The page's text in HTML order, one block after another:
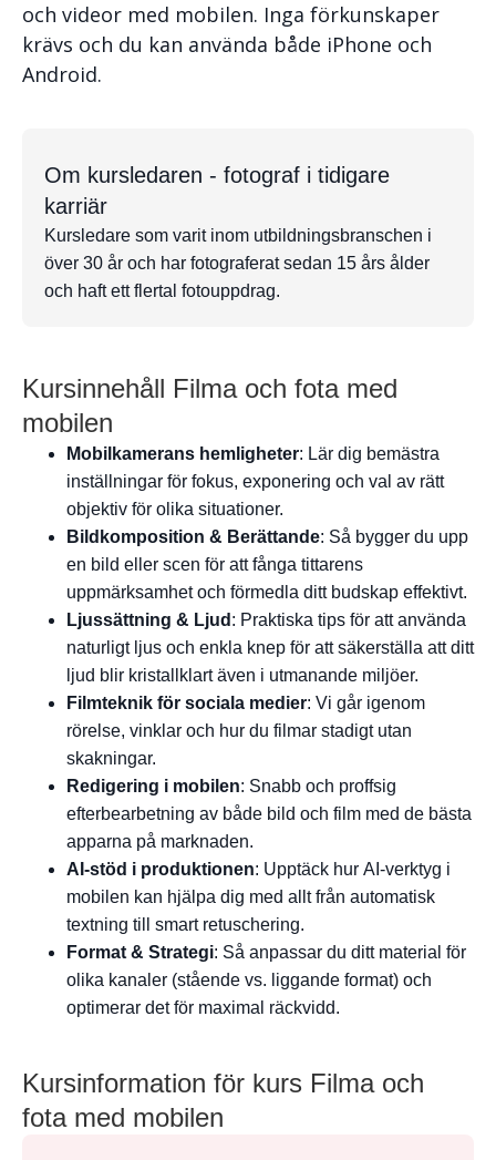
och videor med mobilen. Inga förkunskaper
krävs och du kan använda både iPhone och
Android.
Om kursledaren - fotograf i tidigare
karriär
Kursledare som varit inom utbildningsbranschen i
över 30 år och har fotograferat sedan 15 års ålder
och haft ett flertal fotouppdrag.
Kursinnehåll Filma och fota med
mobilen
Mobilkamerans hemligheter: Lär dig bemästra
inställningar för fokus, exponering och val av rätt
objektiv för olika situationer.
Bildkomposition & Berättande: Så bygger du upp
en bild eller scen för att fånga tittarens
uppmärksamhet och förmedla ditt budskap effektivt.
Ljussättning & Ljud : Praktiska tips för att använda
naturligt ljus och enkla knep för att säkerställa att ditt
ljud blir kristallklart även i utmanande miljöer.
Filmteknik för sociala medier: Vi går igenom
rörelse, vinklar och hur du filmar stadigt utan
skakningar.
Redigering i mobilen: Snabb och proffsig
efterbearbetning av både bild och film med de bästa
apparna på marknaden.
AI-stöd i produktionen: Upptäck hur AI-verktyg i
mobilen kan hjälpa dig med allt från automatisk
textning till smart retuschering.
Format & Strategi: Så anpassar du ditt material för
olika kanaler (stående vs. liggande format) och
optimerar det för maximal räckvidd.
Kursinformation för kurs Filma och
fota med mobilen